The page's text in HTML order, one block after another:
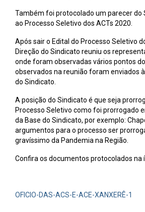
Também foi protocolado um parecer do
ao Processo Seletivo dos ACTs 2020.
Após sair o Edital do Processo Seletivo
Direção do Sindicato reuniu os
onde foram observadas vários pontos
observados na reunião foram enviados
do Sindicato.
A posição do Sindicato é que seja
Processo Seletivo como foi prorrogado
da Base do Sindicato, por exemplo:
argumentos para o processo ser
gravíssimo da Pandemia na Região.
Confira os documentos protocolados na
OFICIO-DAS-ACS-E-ACE-XANXERÊ-1